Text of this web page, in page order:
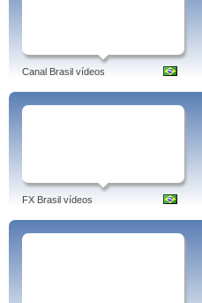
Canal Brasil vídeos
FX Brasil vídeos